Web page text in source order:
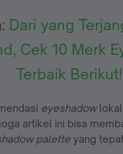
Dari yang
Cek 10 Merk
Terbaik Berikut!
eyeshadow
artikel ini bisa
palette yang